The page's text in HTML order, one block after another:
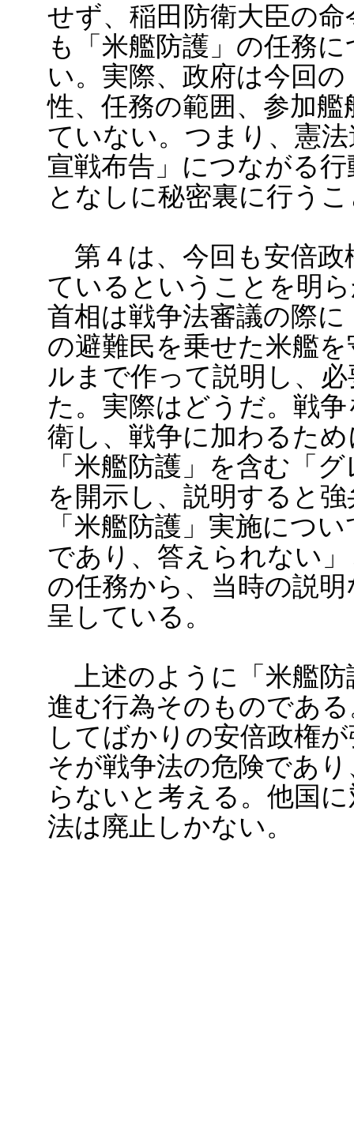
せず、稲田防衛大臣の
も「米艦防護」の任務
い。実際、政府は今回
性、任務の範囲、参加
ていない。つまり、憲
宣戦布告」につながる
となしに秘密裏に行う
第４は、今回も安倍政
ているということを明
首相は戦争法審議の際
の避難民を乗せた米艦
ルまで作って説明し、
た。実際はどうだ。戦
衛し、戦争に加わるた
「米艦防護」を含む「
を開示し、説明すると
「米艦防護」実施につ
であり、答えられない
の任務から、当時の説
呈している。
上述のように「米艦防
進む行為そのものであ
してばかりの安倍政権
そが戦争法の危険であ
らないと考える。他国
法は廃止しかない。